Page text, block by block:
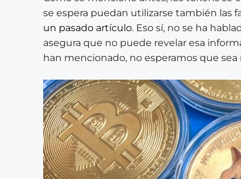
se espera puedan utilizarse también las
un pasado artículo. Eso sí, no se ha
asegura que no puede revelar esa
han mencionado, no esperamos que sea